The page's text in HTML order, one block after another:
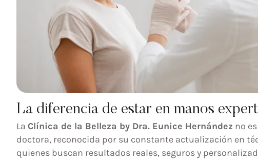
La diferencia de estar en manos
La Clínica de la Belleza by Dra. Eunice Hernández no
doctora, reconocida por su constante actualización en
quienes buscan resultados reales, seguros y